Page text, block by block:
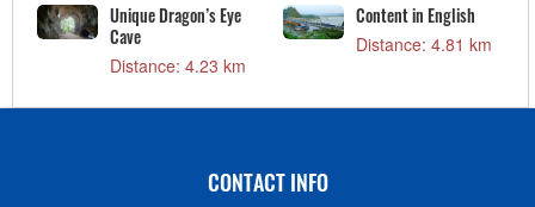
Unique Dragon’s Eye
Cave
Distance: 4.23 km
Content in English
Distance: 4.81 km
CONTACT INFO